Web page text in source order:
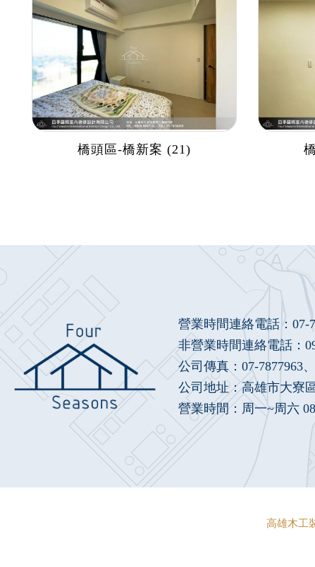
橋頭區-橋新案 (21)
營業時間連絡電話：07-
非營業時間連絡電話：
公司傳真：07-7877963
公司地址：高雄市大寮
營業時間：周一~周六
高雄木工